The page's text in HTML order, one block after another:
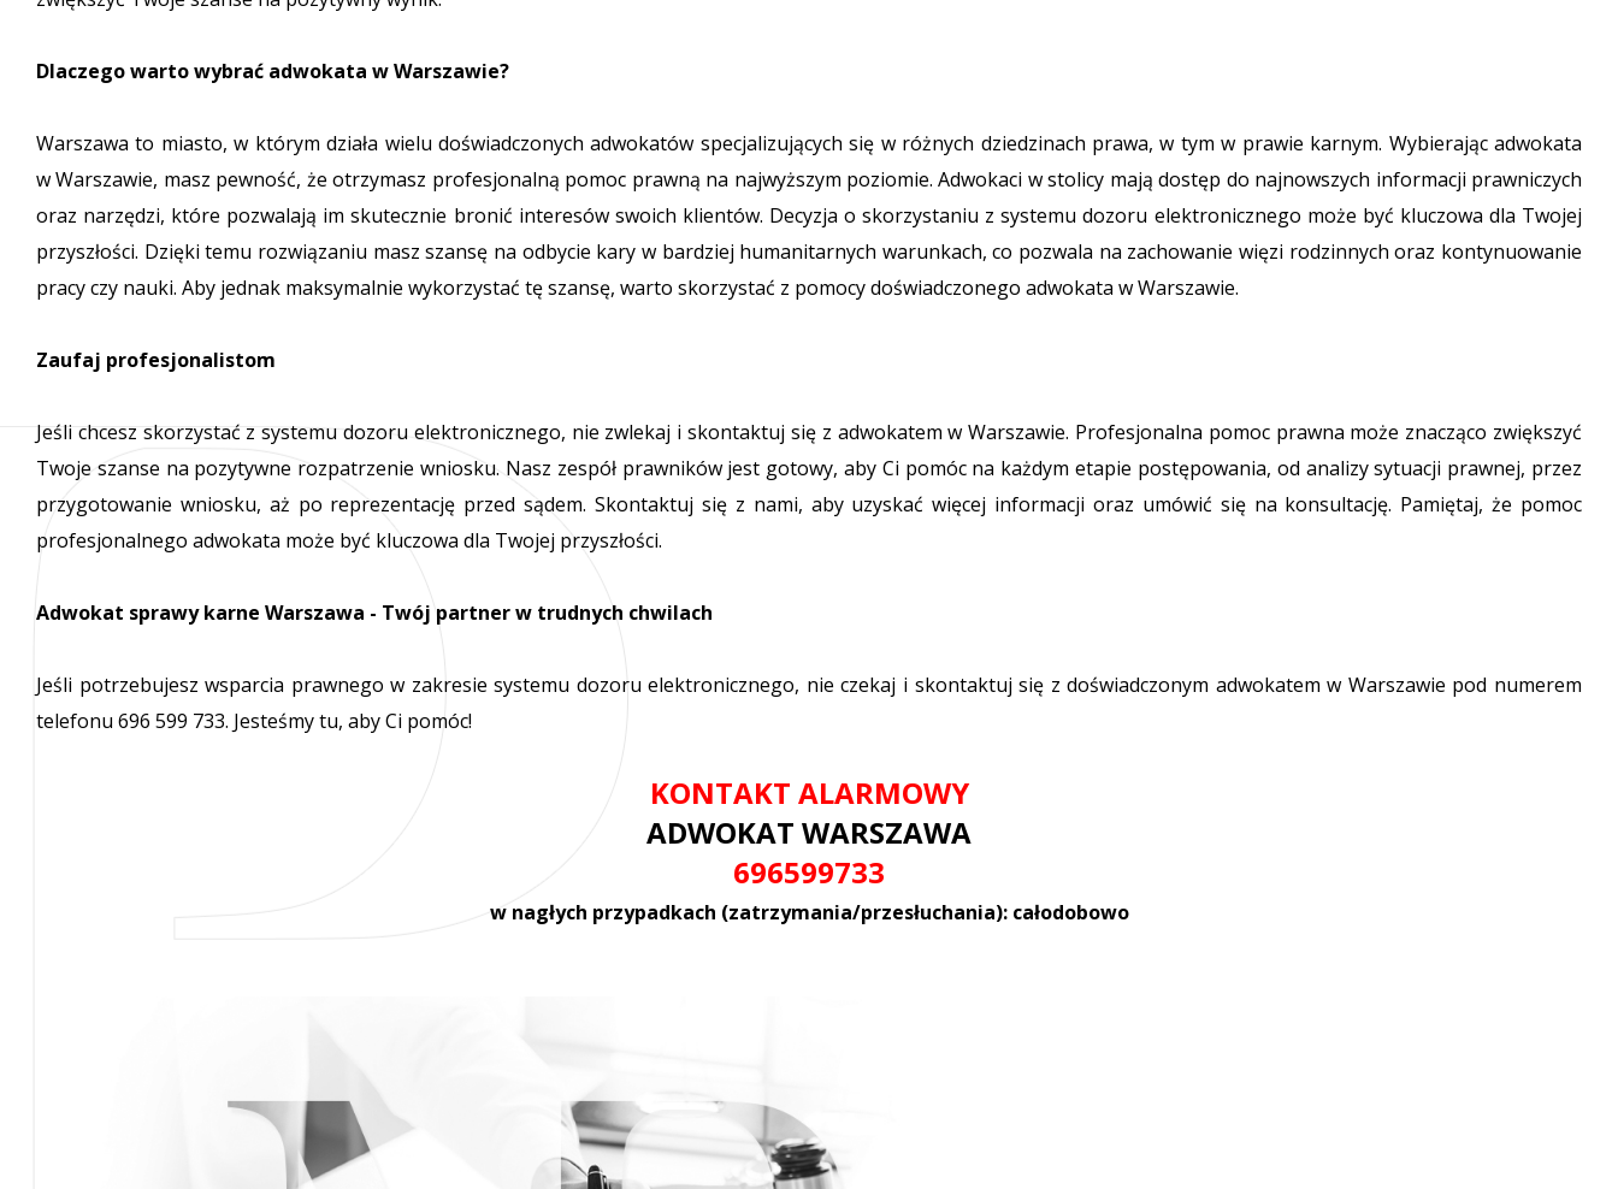
Dlaczego warto wybrać adwokata w Warszawie?
Warszawa to miasto, w którym działa wielu doświadczonych adwokatów specjalizujących się w różnych dziedzinach prawa, w tym w prawie karnym. Wybierając adwokata
w Warszawie, masz pewność, że otrzymasz profesjonalną pomoc prawną na najwyższym poziomie. Adwokaci w stolicy mają dostęp do najnowszych informacji prawniczych
oraz narzędzi, które pozwalają im skutecznie bronić interesów swoich klientów. Decyzja o skorzystaniu z systemu dozoru elektronicznego może być kluczowa dla Twojej
przyszłości. Dzięki temu rozwiązaniu masz szansę na odbycie kary w bardziej humanitarnych warunkach, co pozwala na zachowanie więzi rodzinnych oraz kontynuowanie
pracy czy nauki. Aby jednak maksymalnie wykorzystać tę szansę, warto skorzystać z pomocy doświadczonego adwokata w Warszawie.
Zaufaj profesjonalistom
Jeśli chcesz skorzystać z systemu dozoru elektronicznego, nie zwlekaj i skontaktuj się z adwokatem w Warszawie. Profesjonalna pomoc prawna może znacząco zwiększyć
Twoje szanse na pozytywne rozpatrzenie wniosku. Nasz zespół prawników jest gotowy, aby Ci pomóc na każdym etapie postępowania, od analizy sytuacji prawnej, przez
przygotowanie wniosku, aż po reprezentację przed sądem. Skontaktuj się z nami, aby uzyskać więcej informacji oraz umówić się na konsultację. Pamiętaj, że pomoc
profesjonalnego adwokata może być kluczowa dla Twojej przyszłości.
Adwokat sprawy karne Warszawa - Twój partner w trudnych chwilach
Jeśli potrzebujesz wsparcia prawnego w zakresie systemu dozoru elektronicznego, nie czekaj i skontaktuj się z doświadczonym adwokatem w Warszawie pod numerem
telefonu 696 599 733. Jesteśmy tu, aby Ci pomóc!
KONTAKT ALARMOWY
ADWOKAT WARSZAWA
696599733
w nagłych przypadkach (zatrzymania/przesłuchania): całodobowo